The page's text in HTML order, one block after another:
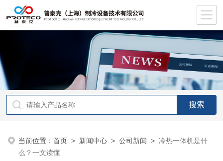
当前位置：首页 > 新闻中心 >公司新闻 >冷热一体机是什
么？一文读懂